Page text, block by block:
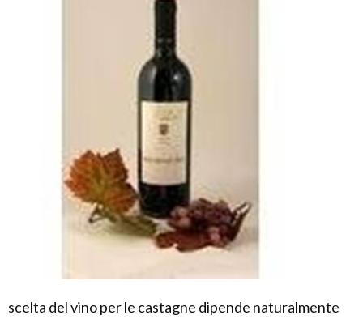
scelta del vino per le castagne dipende naturalmente